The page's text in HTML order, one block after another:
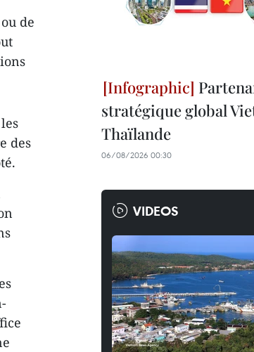
de
des
stratégique global
Thaïlande
06/08/2026 00:30
VIDEOS